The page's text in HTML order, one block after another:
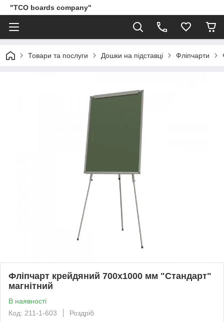
"TCO boards company"
Товари та послуги Дошки на підставці Фліпчарти
Фліпчарт крейдяний 700х1000 мм "Стандарт"
магнітний
В наявності
Код: 211-1-603
Роздріб